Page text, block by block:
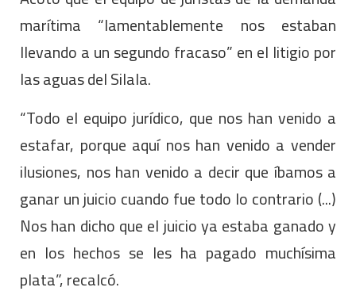
marítima “lamentablemente nos estaban
llevando a un segundo fracaso” en el litigio por
las aguas del Silala.
“Todo el equipo jurídico, que nos han venido a
estafar, porque aquí nos han venido a vender
ilusiones, nos han venido a decir que íbamos a
ganar un juicio cuando fue todo lo contrario (...)
Nos han dicho que el juicio ya estaba ganado y
en los hechos se les ha pagado muchísima
plata”, recalcó.